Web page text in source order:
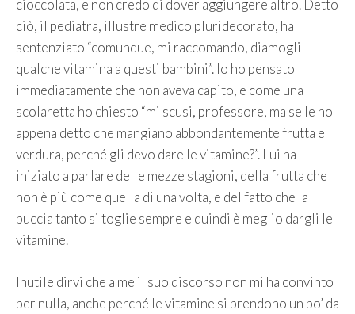
cioccolata, e non credo di dover aggiungere altro. Detto
ciò, il pediatra, illustre medico pluridecorato, ha
sentenziato “comunque, mi raccomando, diamogli
qualche vitamina a questi bambini”. Io ho pensato
immediatamente che non aveva capito, e come una
scolaretta ho chiesto “mi scusi, professore, ma se le ho
appena detto che mangiano abbondantemente frutta e
verdura, perché gli devo dare le vitamine?”. Lui ha
iniziato a parlare delle mezze stagioni, della frutta che
non è più come quella di una volta, e del fatto che la
buccia tanto si toglie sempre e quindi è meglio dargli le
vitamine.
Inutile dirvi che a me il suo discorso non mi ha convinto
per nulla, anche perché le vitamine si prendono un po’ da